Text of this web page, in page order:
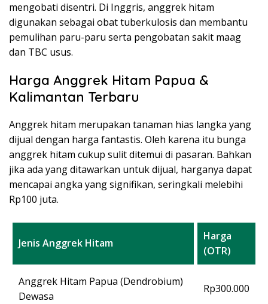
mengobati disentri. Di Inggris, anggrek hitam
digunakan sebagai obat tuberkulosis dan membantu
pemulihan paru-paru serta pengobatan sakit maag
dan TBC usus.
Harga Anggrek Hitam Papua &
Kalimantan Terbaru
Anggrek hitam merupakan tanaman hias langka yang
dijual dengan harga fantastis. Oleh karena itu bunga
anggrek hitam cukup sulit ditemui di pasaran. Bahkan
jika ada yang ditawarkan untuk dijual, harganya dapat
mencapai angka yang signifikan, seringkali melebihi
Rp100 juta.
Jenis Anggrek Hitam
Harga
(OTR)
Anggrek Hitam Papua (Dendrobium)
Dewasa
Rp300.000